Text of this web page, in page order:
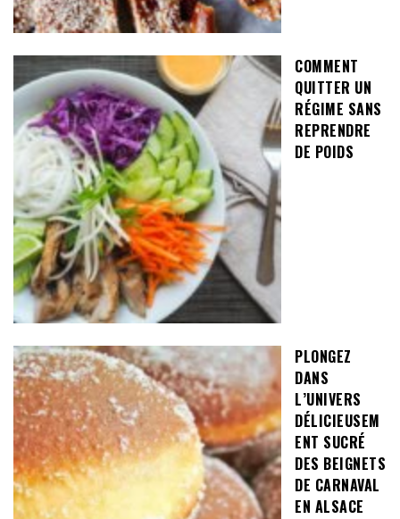
COMMENT
QUITTER UN
RÉGIME SANS
REPRENDRE
DE POIDS
PLONGEZ
DANS
L’UNIVERS
DÉLICIEUSEM
ENT SUCRÉ
DES BEIGNETS
DE CARNAVAL
EN ALSACE